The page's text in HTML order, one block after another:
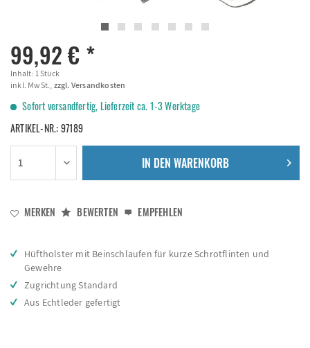
99,92 € *
Inhalt: 1 Stück
inkl. MwSt., zzgl. Versandkosten
Sofort versandfertig, Lieferzeit ca. 1-3 Werktage
ARTIKEL-NR.:97189
IN DEN WARENKORB
MERKEN BEWERTEN EMPFEHLEN
Hüftholster mit Beinschlaufen für kurze Schrotflinten und
Gewehre
Zugrichtung Standard
Aus Echtleder gefertigt